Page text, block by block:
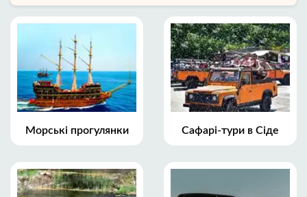
Морські прогулянки Сафарі-тури в Сіде